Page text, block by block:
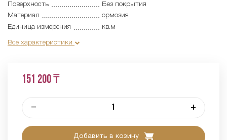
Поверхность
Без покрытия
Материал
ормозия
Единица измерения
кв.м
Все характеристики
151 200 ₸
– +
Добавить в козину